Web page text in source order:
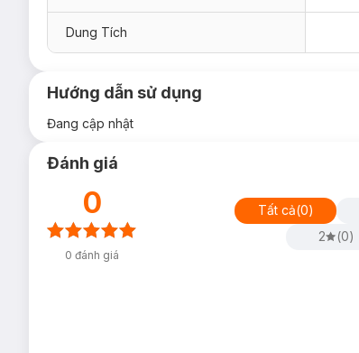
Dung Tích
Hướng dẫn sử dụng
Đang cập nhật
Đánh giá
0
0 đánh giá
Tất cả(0)
2
(0)